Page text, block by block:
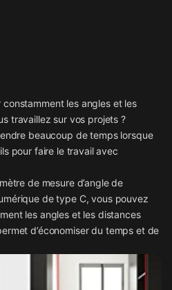
les angles et les
travaillez sur vos projets ?
beaucoup de temps lorsque
pour faire le travail avec
de mesure d’angle de
de type C, vous pouvez
les angles et les distances
d’économiser du temps et de